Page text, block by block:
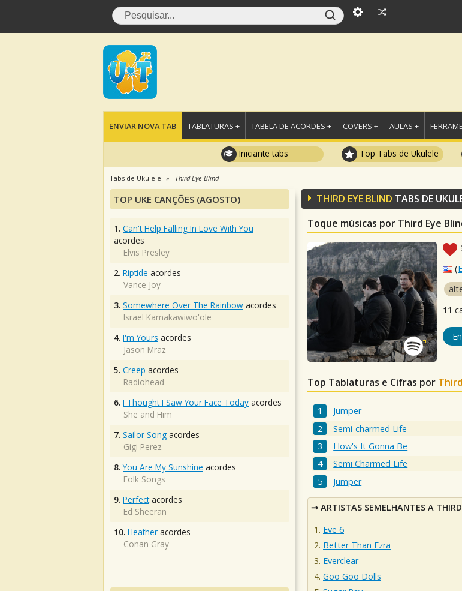
ENVIAR NOVA TAB TABLATURAS + TABELA DE ACORDES + COVERS + AULAS +
Iniciante tabs Top Tabs de Ukulele
Tabs de Ukulele Third Eye Blind
THIRD EYE BLIND TABS DE
Toque músicas por Third Eye
(
11
Top Tablaturas e Cifras por
Jumper
Semi-charmed Life
How's It Gonna Be
Semi Charmed Life
Jumper
ARTISTAS SEMELHANTES A
Eve 6
Better Than Ezra
Everclear
Goo Goo Dolls
TOP UKE CANÇÕES (AGOSTO)
1. Can't Help Falling In Love With You
acordes
Elvis Presley
2. Riptide acordes
Vance Joy
3. Somewhere Over The Rainbow acordes
Israel Kamakawiwo'ole
4. I'm Yours acordes
Jason Mraz
5. Creep acordes
Radiohead
6. I Thought I Saw Your Face Today acordes
She and Him
7. Sailor Song acordes
Gigi Perez
8. You Are My Sunshine acordes
Folk Songs
9. Perfectacordes
Ed Sheeran
10. Heather acordes
Conan Gray